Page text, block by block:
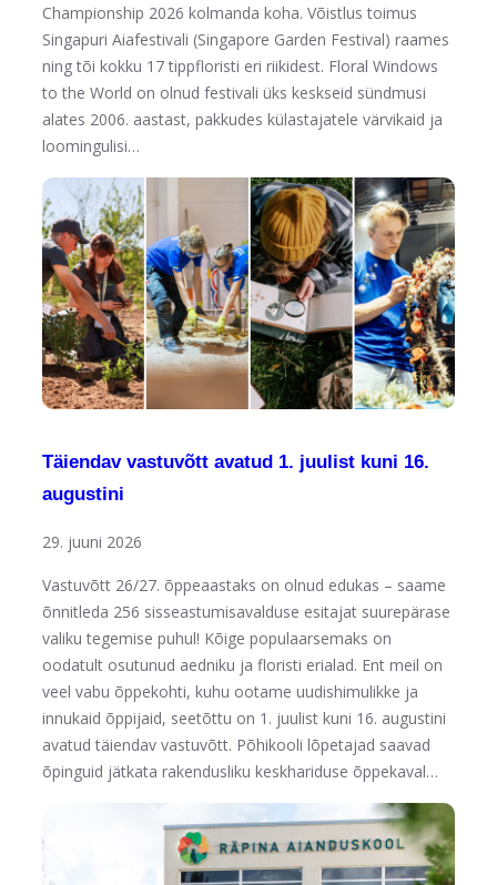
Championship 2026 kolmanda koha. Võistlus toimus
Singapuri Aiafestivali (Singapore Garden Festival) raames
ning tõi kokku 17 tippfloristi eri riikidest. Floral Windows
to the World on olnud festivali üks keskseid sündmusi
alates 2006. aastast, pakkudes külastajatele värvikaid ja
loomingulisi…
Täiendav vastuvõtt avatud 1. juulist kuni 16.
augustini
29. juuni 2026
Vastuvõtt 26/27. õppeaastaks on olnud edukas – saame
õnnitleda 256 sisseastumisavalduse esitajat suurepärase
valiku tegemise puhul! Kõige populaarsemaks on
oodatult osutunud aedniku ja floristi erialad. Ent meil on
veel vabu õppekohti, kuhu ootame uudishimulikke ja
innukaid õppijaid, seetõttu on 1. juulist kuni 16. augustini
avatud täiendav vastuvõtt. Põhikooli lõpetajad saavad
õpinguid jätkata rakendusliku keskhariduse õppekaval…